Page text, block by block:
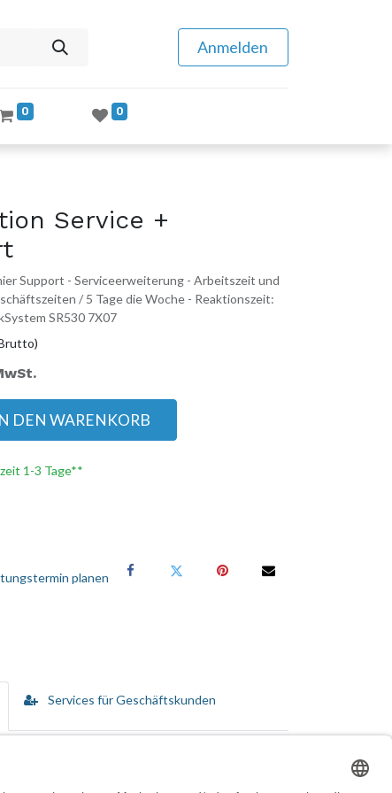
Anmelden
0 0
Service +
Support - Serviceerweiterung - Arbeitszeit und
/ 5 Tage die Woche - Reaktionszeit:
SR530 7X07
DEN WARENKORB
1-3 Tage**
planen
Services für Geschäftskunden